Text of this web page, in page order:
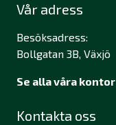
Vår adress
Besöksadress:
Bollgatan 3B, Växjö
Se alla våra kontor
Kontakta oss